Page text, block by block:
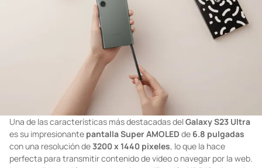
Una de las características más destacadas delGalaxyS23 Ultra
es su impresionante pantallaSuperAMOLED de 6.8 pulgadas
con una resolución de 3200x1440 pixeles, lo que la hace
perfecta para transmitir contenido de video o navegar por la web.